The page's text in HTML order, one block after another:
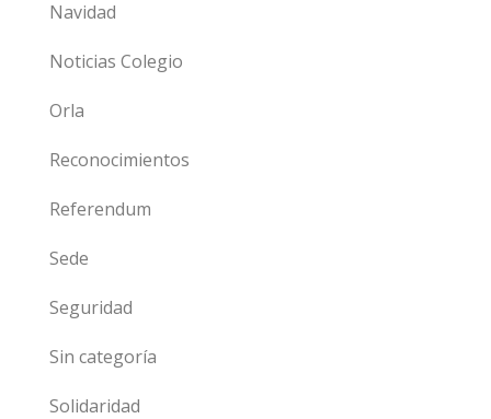
Navidad
Noticias Colegio
Orla
Reconocimientos
Referendum
Sede
Seguridad
Sin categoría
Solidaridad